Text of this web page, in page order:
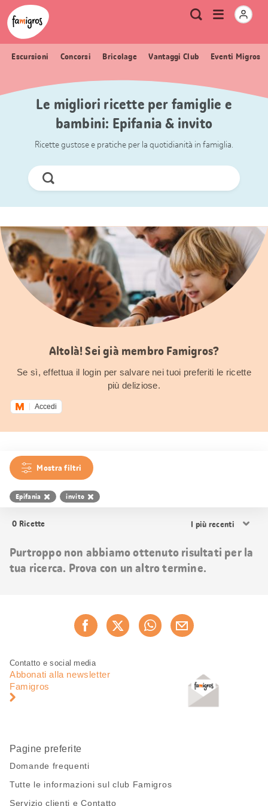
Navigazione
segnalibri
Header
Logo Metanavigazione
Ricerca
Apri
menu
Escursioni Concorsi Bricolage Vantaggi Club Eventi Migros
Le migliori ricette per famiglie e
bambini: Epifania & invito
Ricette gustose e pratiche per la quotidianità in famiglia.
Cerca
ora
Altolà! Sei già membro Famigros?
Se sì, effettua il login per salvare nei tuoi preferiti le ricette
più deliziose.
Accedi
Mostra filtri
Epifania invito
0 Ricette
i
Purtroppo non abbiamo ottenuto risultati per la
tua ricerca. Prova con un altro termine.
Consiglia ora
Piè
pagina
Navigazione
pagina
Contatto e social media
Abbonati alla newsletter
Famigros
Pagine preferite
Domande frequenti
Tutte le informazioni sul club Famigros
Servizio clienti e Contatto